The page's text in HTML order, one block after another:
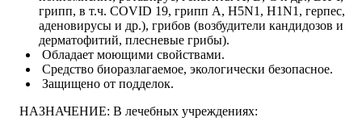
грипп, в т.ч. COVID 19, грипп А, Н5N1, Н1N1, герпес,
аденовирусы и др.), грибов (возбудители кандидозов и
дерматофитий, плесневые грибы).
Обладает моющими свойствами.
Средство биоразлагаемое, экологически безопасное.
Защищено от подделок.
НАЗНАЧЕНИЕ: В лечебных учреждениях: